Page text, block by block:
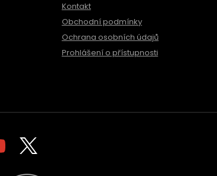
Kontakt
Obchodní podmínky
Ochrana osobních údajů
Prohlášení o přístupnosti